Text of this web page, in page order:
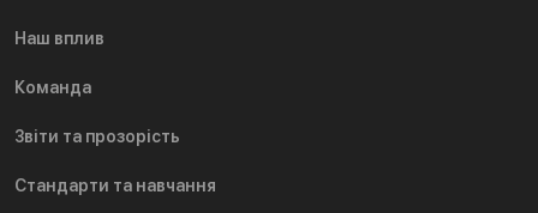
Наш вплив
Команда
Звіти та прозорість
Стандарти та навчання